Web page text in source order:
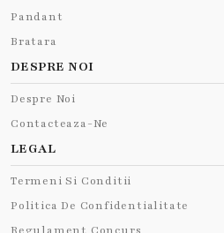
Pandant
Bratara
DESPRE NOI
Despre Noi
Contacteaza-Ne
LEGAL
Termeni Si Conditii
Politica De Confidentialitate